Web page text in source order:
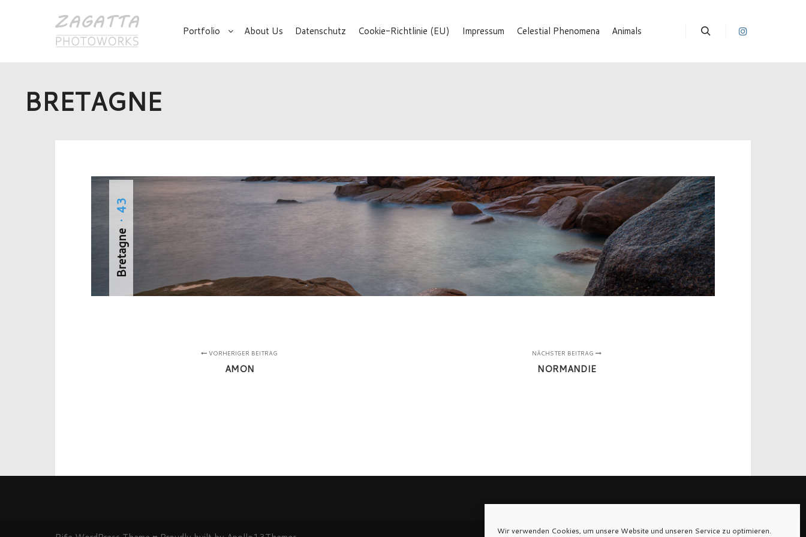
Wir verwenden Cookies, um unsere Website und unseren Service zu optimieren.
Portfolio About Us Datenschutz Cookie-Richtlinie (EU) Impressum Celestial Phenomena Animals
BRETAGNE
Bretagne
· 43
VORHERIGER BEITRAG
AMON
NÄCHSTER BEITRAG
NORMANDIE